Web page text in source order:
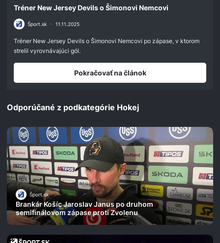
seconds
42
seconds
Tréner New Jersey Devils o Šimonovi Nemcovi
Šport.sk • 11.11.2025
Tréner New Jersey Devils o Šimonovi Nemcovi po zápase, v ktorom
strelil vyrovnávajúci gól.
Pokračovať na článok
Odporúčané z podkategórie Hokej
Šport.sk
Brankár Košíc Jaroslav Janus po druhom
semifinálovom zápase proti Zvolenu